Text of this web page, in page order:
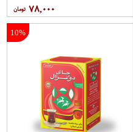
۷۸,۰۰۰
10%